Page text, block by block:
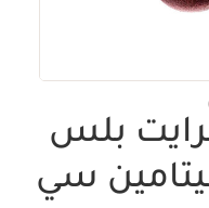
بلس
سي